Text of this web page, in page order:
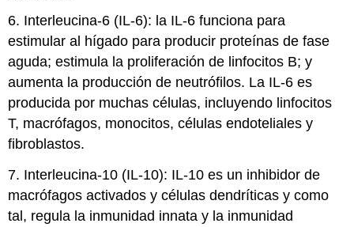
6. Interleucina-6 (IL-6): la IL-6 funciona para
estimular al hígado para producir proteínas de fase
aguda; estimula la proliferación de linfocitos B; y
aumenta la producción de neutrófilos. La IL-6 es
producida por muchas células, incluyendo linfocitos
T, macrófagos, monocitos, células endoteliales y
fibroblastos.
7. Interleucina-10 (IL-10): IL-10 es un inhibidor de
macrófagos activados y células dendríticas y como
tal, regula la inmunidad innata y la inmunidad